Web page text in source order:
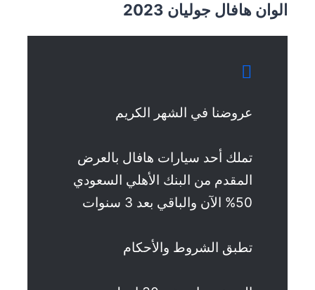
الوان هافال جوليان 2023
عروضنا في الشهر الكريم
تملك أحد سيارات هافال بالعرض
المقدم من البنك الأهلي السعودي
50% الآن والباقي بعد 3 سنوات
تطبق الشروط والأحكام